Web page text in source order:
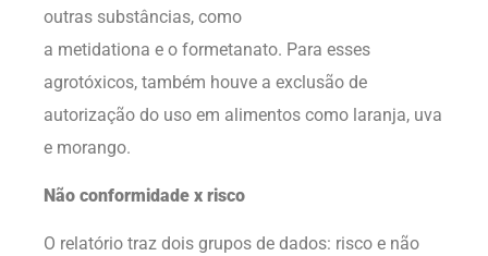
outras substâncias, como
a metidationa e o formetanato. Para esses
agrotóxicos, também houve a exclusão de
autorização do uso em alimentos como laranja, uva
e morango.
Não conformidade x risco
O relatório traz dois grupos de dados: risco e não